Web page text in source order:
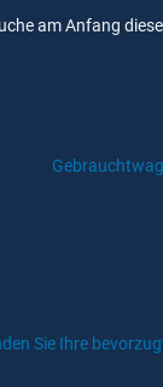
am Anfang
Sie Ihre